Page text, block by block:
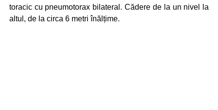
toracic cu pneumotorax bilateral. Cădere de la un nivel la
altul, de la circa 6 metri înălțime.